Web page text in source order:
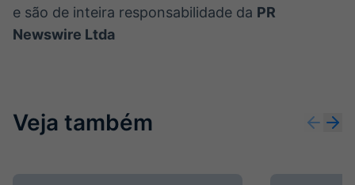
e são de inteira responsabilidade da PR
Newswire Ltda
Veja também